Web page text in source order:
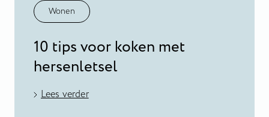
Wonen
10 tips voor koken met
hersenletsel
Lees verder